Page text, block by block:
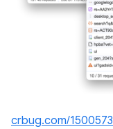
crbug.com/1500573